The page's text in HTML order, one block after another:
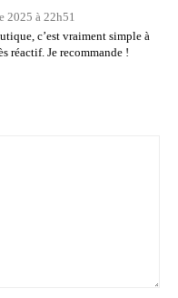
2025 à 22h51
c’est vraiment simple à
réactif. Je recommande !